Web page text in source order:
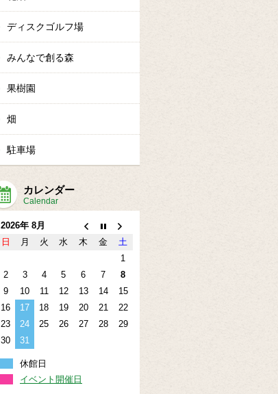
ディスクゴルフ場
みんなで創る森
果樹園
畑
駐車場
カレンダー
Calendar
2026年 8月
日
月 火 水 木 金
土
1
2
3 4 5 6 7
8
9
10 11 12 13 14
15
16
17 18 19 20 21
22
23
24 25 26 27 28
29
30
31
休館日
イベント開催日